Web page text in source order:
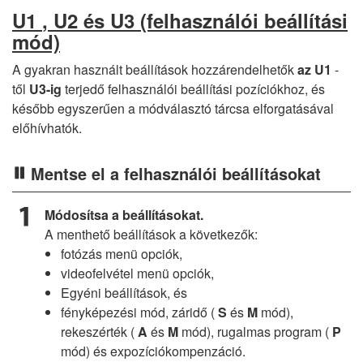
U1 , U2 és U3 (felhasználói beállítási
mód)
A gyakran használt beállítások hozzárendelhetőkaz U1 -
től U3-ig terjedő felhasználói beállítási pozíciókhoz, és
később egyszerűen a módválasztó tárcsa elforgatásával
előhívhatók.
Mentse el a felhasználói beállításokat
Módosítsa a beállításokat.
A menthető beállítások a következők:
fotózás menü opciók,
videofelvétel menü opciók,
Egyéni beállítások, és
fényképezési mód, záridő (S és M mód),
rekeszérték (A és M mód), rugalmas program ( P
mód) és expozíciókompenzáció.